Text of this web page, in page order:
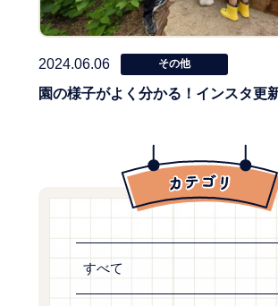
2024.06.06 その他
園の様子がよく分かる！インスタ更
すべて